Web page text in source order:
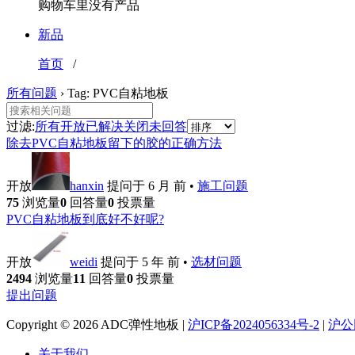
购物车里没有产品
新品
首页 /
所有问题 › Tag: PVC自粘地板
过滤:所有开放已解决关闭未回答
除去PVC自粘地板留下的胶的正确方法
开放 hanxin 提问于 6 月 前 • 施工问题
75 浏览量0 回答量0 投票量
PVC自粘地板到底好不好呢?
开放 weidi 提问于 5 年 前 • 选材问题
2494 浏览量11 回答量0 投票量
提出问题
Copyright © 2026 ADC弹性地板 | 沪ICP备2024056334号-2 | 沪公